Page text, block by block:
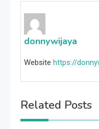
donnywijaya
Website https://
Related Posts